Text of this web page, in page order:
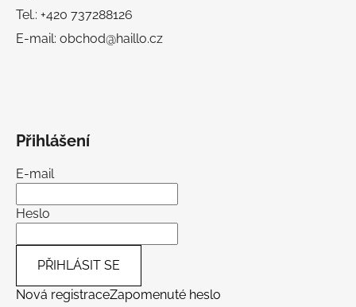
Tel.: +420 737288126
E-mail: obchod@haillo.cz
Přihlášení
E-mail
Heslo
PŘIHLÁSIT SE
Nová registraceZapomenuté heslo